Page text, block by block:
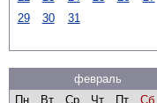
29
30 31
февраль
Пн
Вт Ср Чт Пт Сб